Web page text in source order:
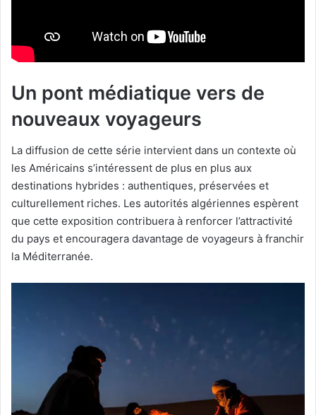
Un pont médiatique vers de
nouveaux voyageurs
La diffusion de cette série intervient dans un contexte où
les Américains s’intéressent de plus en plus aux
destinations hybrides : authentiques, préservées et
culturellement riches. Les autorités algériennes espèrent
que cette exposition contribuera à renforcer l’attractivité
du pays et encouragera davantage de voyageurs à franchir
la Méditerranée.